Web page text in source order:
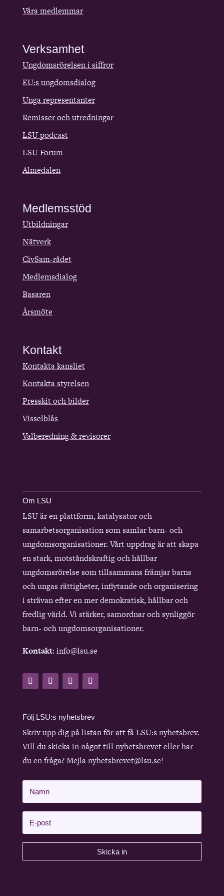
Våra medlemmar
Verksamhet
Ungdomsrörelsen i siffror
EU:s ungdomsdialog
Unga representanter
Remisser och utredningar
LSU podcast
LSU Forum
Almedalen
Medlemsstöd
Utbildningar
Nätverk
CivSam-rådet
Medlemsdialog
Basaren
Årsmöte
Kontakt
Kontakta kansliet
Kontakta styrelsen
Presskit och bilder
Visselblås
Valberedning & revisorer
Om LSU
LSU är en plattform, katalysator och
samarbetsorganisation som samlar barn- och
ungdomsorganisationer. Vårt uppdrag är att skapa
en stark, motståndskraftig och hållbar
ungdomsrörelse som tillsammans främjar barns
och ungas rättigheter, inflytande och organisering
i strävan efter en mer demokratisk, hållbar och
fredlig värld. Vi stärker, samordnar och synliggör
barn- och ungdomsorganisationer.
Kontakt: info@lsu.se
Följ LSU:s nyhetsbrev
Skriv upp dig på listan för att få LSU:s nyhetsbrev.
Vill du skicka in något till nyhetsbrevet eller har
du en fråga? Mejla nyhetsbrevet@lsu.se!
Skicka in